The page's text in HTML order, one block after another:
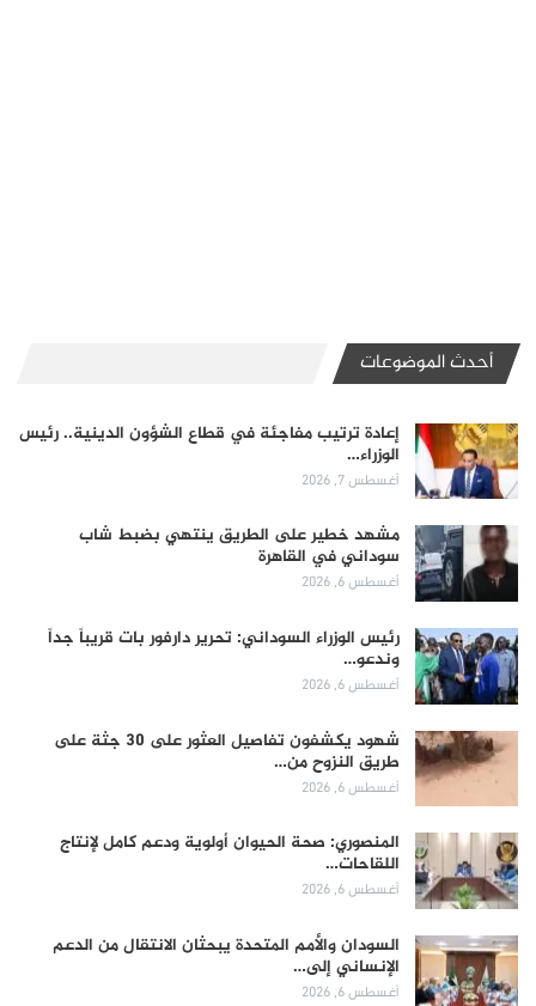
أحدث الموضوعات
إعادة ترتيب مفاجئة في قطاع الشؤون الدينية.. رئيس
الوزراء…
أغسطس 7, 2026
مشهد خطير على الطريق ينتهي بضبط شاب
سوداني في القاهرة
أغسطس 6, 2026
رئيس الوزراء السوداني: تحرير دارفور بات قريباً جداً
وندعو…
أغسطس 6, 2026
شهود يكشفون تفاصيل العثور على 30 جثة على
طريق النزوح من…
أغسطس 6, 2026
المنصوري: صحة الحيوان أولوية ودعم كامل لإنتاج
اللقاحات…
أغسطس 6, 2026
السودان والأمم المتحدة يبحثان الانتقال من الدعم
الإنساني إلى…
أغسطس 6, 2026